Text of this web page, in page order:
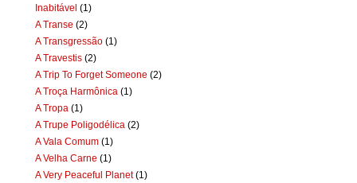
Inabitável (1)
A Transe (2)
A Transgressão (1)
A Travestis (2)
A Trip To Forget Someone (2)
A Troça Harmônica (1)
A Tropa (1)
A Trupe Poligodélica (2)
A Vala Comum (1)
A Velha Carne (1)
A Very Peaceful Planet (1)